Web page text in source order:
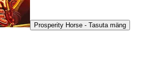
Prosperity Horse - Tasuta mäng